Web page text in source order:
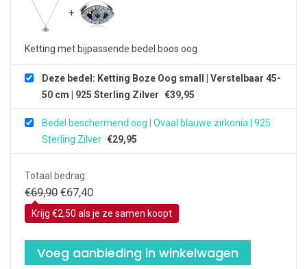
Ketting met bijpassende bedel boos oog
Deze bedel: Ketting Boze Oog small | Verstelbaar 45-
50 cm | 925 Sterling Zilver €39,95
Bedel beschermend oog | Ovaal blauwe zirkonia | 925
Sterling Zilver €29,95
Totaal bedrag:
€69,90 Oorspronkelijke prijs was: €69,90.
€67,40Huidige prijs is: €67,40.
Krijg €2,50 als je ze samen koopt
Voeg aanbieding in winkelwagen